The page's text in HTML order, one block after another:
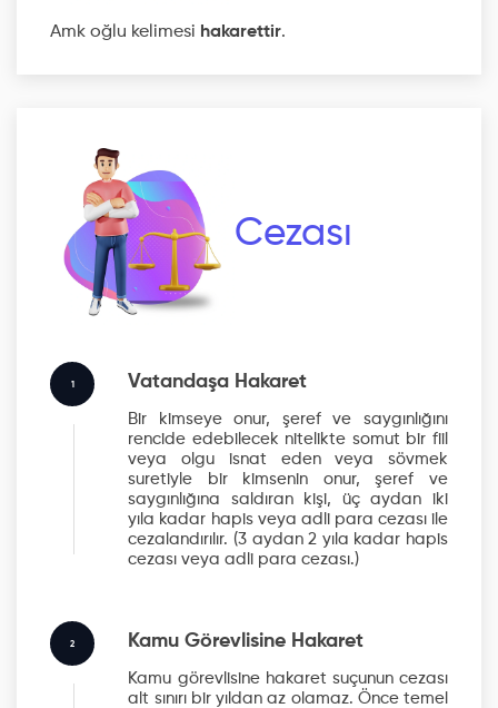
Amk oğlu kelimesi hakarettir.
Cezası
1 Vatandaşa Hakaret
Bir kimseye onur, şeref ve saygınlığını
rencide edebilecek nitelikte somut bir fiil
veya olgu isnat eden veya sövmek
suretiyle bir kimsenin onur, şeref ve
saygınlığına saldıran kişi, üç aydan iki
yıla kadar hapis veya adli para cezası ile
cezalandırılır. (3 aydan 2 yıla kadar hapis
cezası veya adli para cezası.)
2 Kamu Görevlisine Hakaret
Kamu görevlisine hakaret suçunun cezası
alt sınırı bir yıldan az olamaz. Önce temel